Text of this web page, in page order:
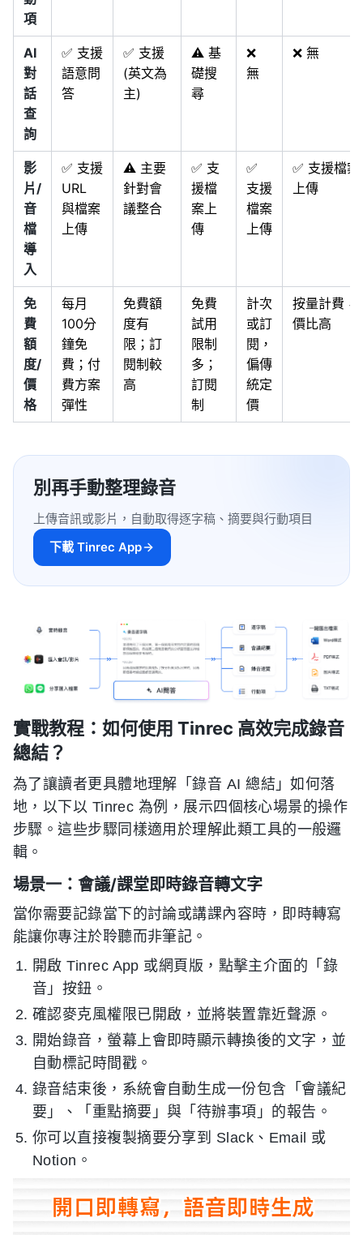
項
AI
對
話
查
詢
✅ 支援
語意問
答
✅ 支援
(英文為
主)
⚠️ 基
礎搜
尋
❌
無
❌ 無
影
片/
音
檔
導
入
✅ 支援
URL
與檔案
上傳
⚠️ 主要
針對會
議整合
✅ 支
援檔
案上
傳
✅
支援
檔案
上傳
✅ 支援檔案
上傳
免
費
額
度/
價
格
每月
100分
鐘免
費；付
費方案
彈性
免費額
度有
限；訂
閱制較
高
免費
試用
限制
多；
訂閱
制
計次
或訂
閱，
偏傳
統定
價
按量計費，
價比高
別再手動整理錄音
上傳音訊或影片，自動取得逐字稿、摘要與行動項目
下載 Tinrec App
實戰教程：如何使用 Tinrec 高效完成錄音
總結？
為了讓讀者更具體地理解「錄音 AI 總結」如何落
地，以下以 Tinrec 為例，展示四個核心場景的操作
步驟。這些步驟同樣適用於理解此類工具的一般邏
輯。
場景一：會議/課堂即時錄音轉文字
當你需要記錄當下的討論或講課內容時，即時轉寫
能讓你專注於聆聽而非筆記。
開啟 Tinrec App 或網頁版，點擊主介面的「錄
音」按鈕。
確認麥克風權限已開啟，並將裝置靠近聲源。
開始錄音，螢幕上會即時顯示轉換後的文字，並
自動標記時間戳。
錄音結束後，系統會自動生成一份包含「會議紀
要」、「重點摘要」與「待辦事項」的報告。
你可以直接複製摘要分享到 Slack、Email 或
Notion。